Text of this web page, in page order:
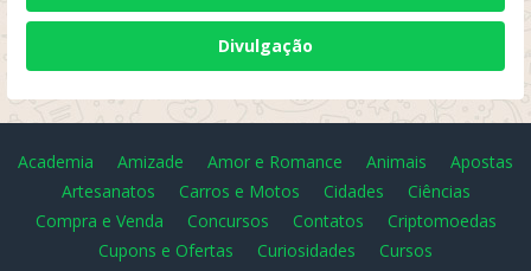
Divulgação
Academia Amizade Amor e Romance Animais
Apostas
Artesanatos
Carros e Motos Cidades
Ciências
Compra e Venda
Concursos Contatos
Criptomoedas
Cupons e Ofertas
Curiosidades
Cursos